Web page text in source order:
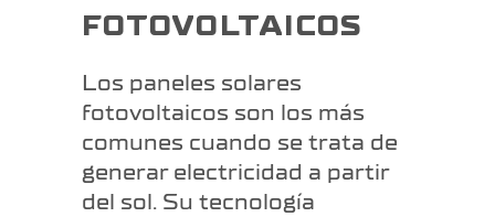
FOTOVOLTAICOS
Los paneles solares
fotovoltaicos son los más
comunes cuando se trata de
generar electricidad a partir
del sol. Su tecnología